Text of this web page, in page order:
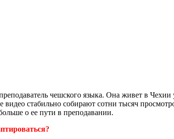
чешского языка. Она живет в Чехии
стабильно собирают сотни тысяч
о ее пути в преподавании.